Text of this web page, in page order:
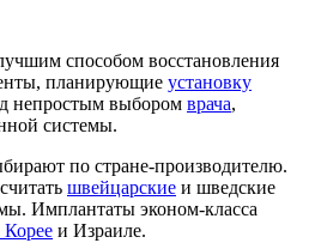
способом восстановления
планирующие установку
непростым выбором врача,
системы.
по стране-производителю.
швейцарские и шведские
Имплантаты эконом-класса
и Израиле.